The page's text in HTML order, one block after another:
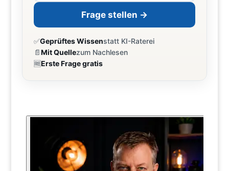
Frage stellen →
✅Geprüftes Wissenstatt KI-Raterei
📄Mit Quellezum Nachlesen
🆓Erste Frage gratis